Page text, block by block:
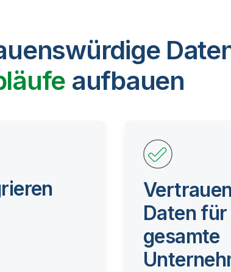
aufbauen
Daten für
gesamte